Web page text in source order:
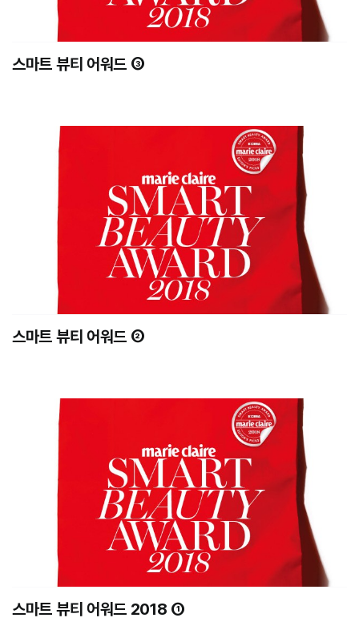
스마트 뷰티 어워드 ③
스마트 뷰티 어워드 ②
스마트 뷰티 어워드 2018 ①